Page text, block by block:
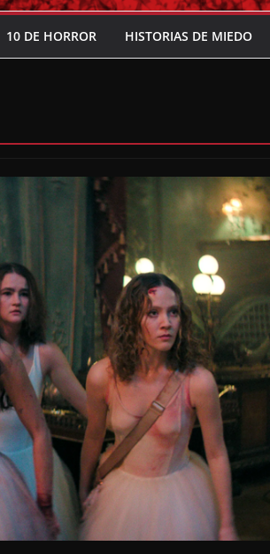
10 DE HORROR HISTORIAS DE MIEDO